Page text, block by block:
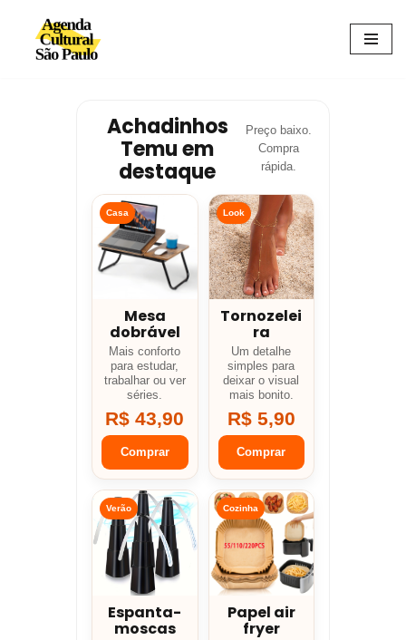
Avançar
Achadinhos
Temu em
destaque
Preço baixo.
Compra
rápida.
Casa
Mesa
dobrável
Mais conforto
para estudar,
trabalhar ou ver
séries.
R$ 43,90
Comprar
Look
Tornozelei
ra
Um detalhe
simples para
deixar o visual
mais bonito.
R$ 5,90
Comprar
Verão
Espanta-
moscas
Cozinha
Papel air
fryer